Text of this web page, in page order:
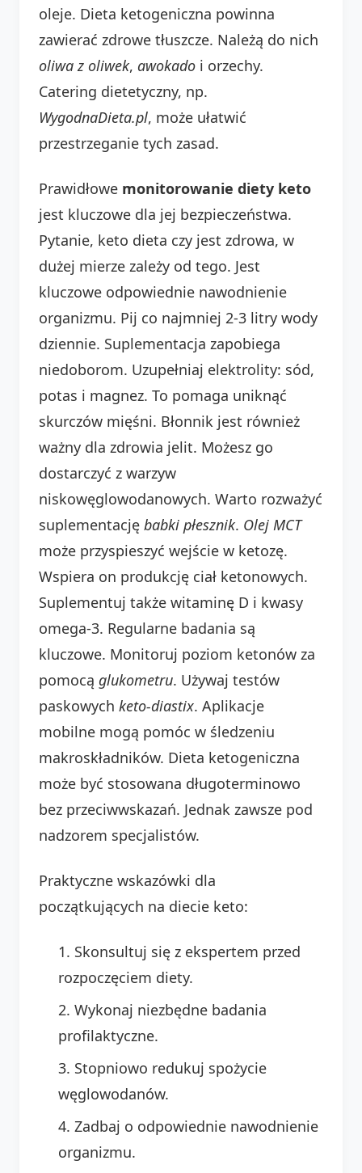
oleje. Dieta ketogeniczna powinna
zawierać zdrowe tłuszcze. Należą do nich
oliwa z oliwek, awokado i orzechy.
Catering dietetyczny, np.
WygodnaDieta.pl, może ułatwić
przestrzeganie tych zasad.
Prawidłowe monitorowanie diety keto
jest kluczowe dla jej bezpieczeństwa.
Pytanie, keto dieta czy jest zdrowa, w
dużej mierze zależy od tego. Jest
kluczowe odpowiednie nawodnienie
organizmu. Pij co najmniej 2-3 litry wody
dziennie. Suplementacja zapobiega
niedoborom. Uzupełniaj elektrolity: sód,
potas i magnez. To pomaga uniknąć
skurczów mięśni. Błonnik jest również
ważny dla zdrowia jelit. Możesz go
dostarczyć z warzyw
niskowęglowodanowych. Warto rozważyć
suplementację babki płesznik. Olej MCT
może przyspieszyć wejście w ketozę.
Wspiera on produkcję ciał ketonowych.
Suplementuj także witaminę D i kwasy
omega-3. Regularne badania są
kluczowe. Monitoruj poziom ketonów za
pomocą glukometru. Używaj testów
paskowych keto-diastix. Aplikacje
mobilne mogą pomóc w śledzeniu
makroskładników. Dieta ketogeniczna
może być stosowana długoterminowo
bez przeciwwskazań. Jednak zawsze pod
nadzorem specjalistów.
Praktyczne wskazówki dla
początkujących na diecie keto:
Skonsultuj się z ekspertem przed
rozpoczęciem diety.
Wykonaj niezbędne badania
profilaktyczne.
Stopniowo redukuj spożycie
węglowodanów.
Zadbaj o odpowiednie nawodnienie
organizmu.